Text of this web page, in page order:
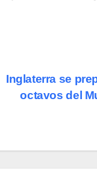
Inglaterra se
octavos del